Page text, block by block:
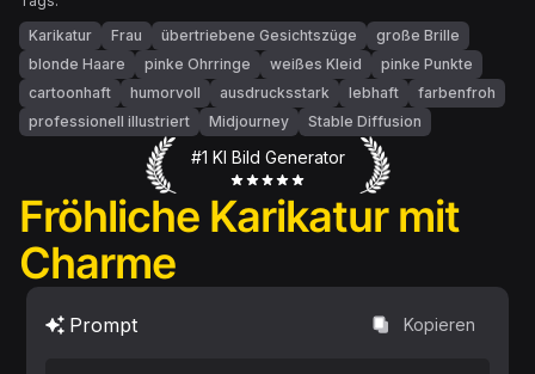
Karikatur
Frau übertriebene Gesichtszüge
große Brille
blonde Haare
pinke Ohrringe weißes Kleid
pinke Punkte
cartoonhaft
humorvoll ausdrucksstark lebhaft
farbenfroh
professionell illustriert
Midjourney Stable Diffusion
#1 KI Bild Generator
Fröhliche Karikatur mit
Charme
Prompt Kopieren